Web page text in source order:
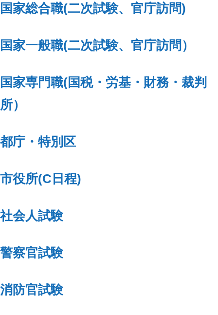
国家総合職(二次試験、官庁訪問)
国家一般職(二次試験、官庁訪問）
国家専門職(国税・労基・財務・裁判
所）
都庁・特別区
市役所(C日程)
社会人試験
警察官試験
消防官試験